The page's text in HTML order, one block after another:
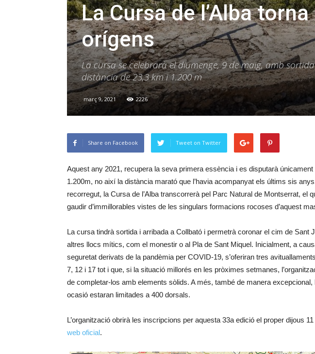
La Cursa de l’Alba
orígens
La cursa se celebrarà el diumenge, 9 de maig, amb
distància de 23,3 km i 1.200 m
març 9, 2021 2226
Share on Facebook Tweet on Twitter
Aquest any 2021, recupera la seva primera essència i es disputarà
1.200m, no així la distància marató que l’havia acompanyat els últims sis
recorregut, la Cursa de l’Alba transcorrerà pel Parc Natural de Montserrat, el
gaudir d’immillorables vistes de les singulars formacions rocoses d’aquest
La cursa tindrà sortida i arribada a Collbató i permetrà coronar el cim de Sant
altres llocs mítics, com el monestir o al Pla de Sant Miquel. Inicialment, a
seguretat derivats de la pandèmia per COVID-19, s’oferiran tres
7, 12 i 17 tot i que, si la situació millorés en les pròximes setmanes,
de completar-los amb elements sòlids. A més, també de manera
ocasió estaran limitades a 400 dorsals.
L’organització obrirà les inscripcions per aquesta 33a edició el proper dijous
web oficial.